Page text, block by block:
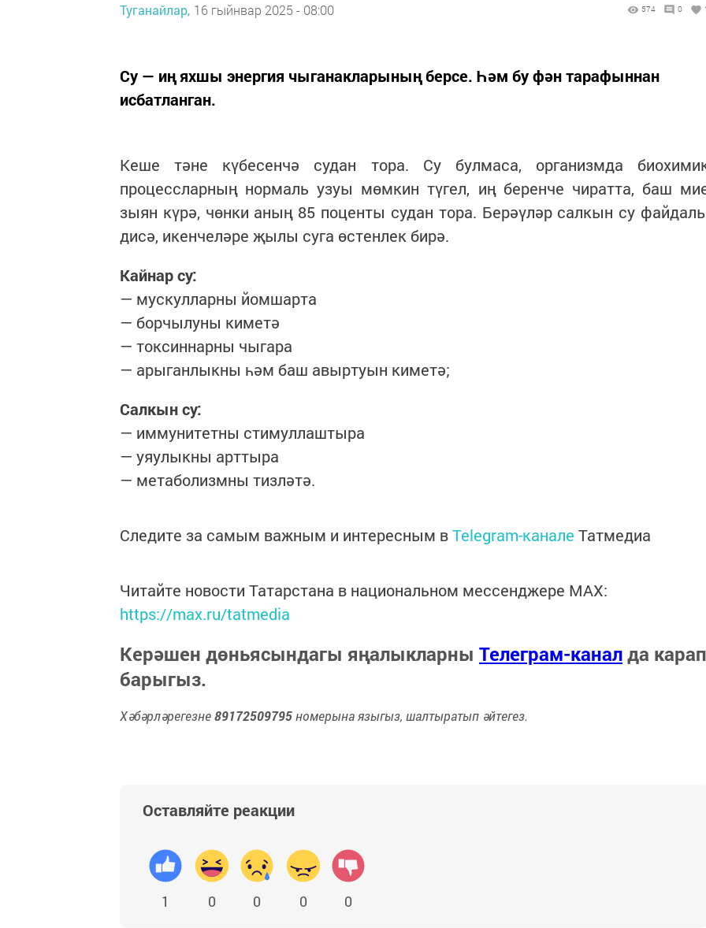
Туганайлар, 16 гыйнвар 2025 - 08:00 574 0
Су — иң яхшы энергия чыганакларының берсе. Һәм бу фән тарафыннан
исбатланган.
Кеше тәне күбесенчә судан тора. Су булмаса, организмда
процессларның нормаль узуы мөмкин түгел, иң беренче чиратта, баш
зыян күрә, чөнки аның 85 поценты судан тора. Берәүләр салкын су
дисә, икенчеләре җылы суга өстенлек бирә.
Кайнар су:
— мускулларны йомшарта
— борчылуны киметә
— токсиннарны чыгара
— арыганлыкны һәм баш авыртуын киметә;
Салкын су:
— иммунитетны стимуллаштыра
— уяулыкны арттыра
— метаболизмны тизләтә.
Следите за самым важным и интересным вTelegram-канале Татмедиа
Читайте новости Татарстана в национальном мессенджере MАХ:
https://max.ru/tatmedia
Керәшен дөньясындагы яңалыкларны Телеграм-каналда карап
барыгыз.
Хәбәрләрегезне89172509795номерына языгыз, шалтыратып әйтегез.
Оставляйте реакции
1 0 0 0 0